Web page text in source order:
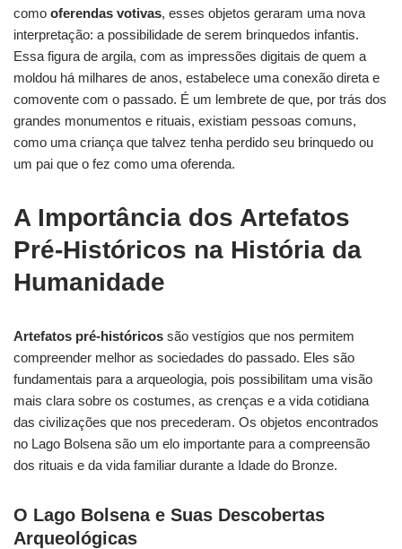
como oferendas votivas, esses objetos geraram uma nova
interpretação: a possibilidade de serem brinquedos infantis.
Essa figura de argila, com as impressões digitais de quem a
moldou há milhares de anos, estabelece uma conexão direta e
comovente com o passado. É um lembrete de que, por trás dos
grandes monumentos e rituais, existiam pessoas comuns,
como uma criança que talvez tenha perdido seu brinquedo ou
um pai que o fez como uma oferenda.
A Importância dos Artefatos
Pré-Históricos na História da
Humanidade
Artefatos pré-históricos são vestígios que nos permitem
compreender melhor as sociedades do passado. Eles são
fundamentais para a arqueologia, pois possibilitam uma visão
mais clara sobre os costumes, as crenças e a vida cotidiana
das civilizações que nos precederam. Os objetos encontrados
no Lago Bolsena são um elo importante para a compreensão
dos rituais e da vida familiar durante a Idade do Bronze.
O Lago Bolsena e Suas Descobertas
Arqueológicas